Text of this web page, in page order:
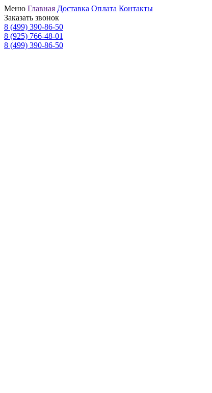
Меню Главная Доставка Оплата Контакты
Заказать звонок
8 (499) 390-86-50
8 (925) 766-48-01
8 (499) 390-86-50